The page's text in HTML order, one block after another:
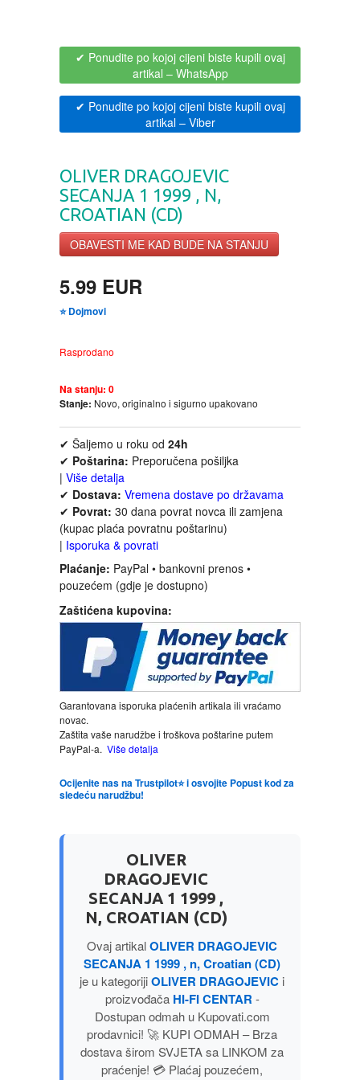
DRAMA
DUH I TELO
EDUKATIVNI
EROTSKI
INTERNET I RAČUNARI
ISTORIJSKI
KLASICI
KNJIGE ZA DECU
KOMEDIJA
KRIMINALISTIČKI
KUVARI
LJUBAVNI
MITOLOGIJA
NAUČNA FANTASTIKA
NAUKA
POEZIJA
POPULARNA PSIHOLOGIJA
PRIČE
PAVLOVICA KREMA
100% PRIRODNO
✔ Ponudite po kojoj cijeni biste kupili ovaj
artikal – WhatsApp
✔ Ponudite po kojoj cijeni biste kupili ovaj
artikal– Viber
OLIVER DRAGOJEVIC
SECANJA 1 1999 , N,
CROATIAN (CD)
OBAVESTI ME KAD BUDE NA STANJU
5.99 EUR
⭐ Dojmovi
Rasprodano
Na stanju: 0
Stanje: Novo, originalno i sigurno upakovano
✔ Šaljemo u roku od 24h
✔ Poštarina: Preporučena pošiljka
| Više detalja
✔ Dostava: Vremena dostave po državama
✔ Povrat: 30 dana povrat novca ili zamjena
(kupac plaća povratnu poštarinu)
| Isporuka & povrati
Plaćanje: PayPal • bankovni prenos •
pouzećem (gdje je dostupno)
Zaštićena kupovina:
Garantovana isporuka plaćenih artikala ili vraćamo
novac.
Zaštita vaše narudžbe i troškova poštarine putem
PayPal-a. Više detalja
Ocijenite nas na Trustpilot⭐ i osvojite Popust kod za
sledeću narudžbu!
OLIVER
DRAGOJEVIC
SECANJA 1 1999 ,
N, CROATIAN (CD)
Ovaj artikalOLIVER DRAGOJEVIC
SECANJA 1 1999 , n, Croatian (CD)
je u kategorijiOLIVER DRAGOJEVIC i
proizvođača HI-FI CENTAR -
Dostupan odmah u Kupovati.com
prodavnici! 🚀 KUPI ODMAH – Brza
dostava širom SVJETA sa LINKOM za
praćenje! 💳 Plaćaj pouzećem,